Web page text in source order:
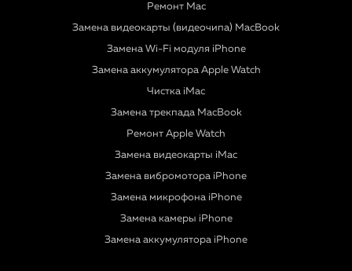
Ремонт Mac
Замена видеокарты (видеочипа) MacBook
Замена Wi-Fi модуля iPhone
Замена аккумулятора Apple Watch
Чистка iMac
Замена трекпада MacBook
Ремонт Apple Watch
Замена видеокарты iMac
Замена вибромотора iPhone
Замена микрофона iPhone
Замена камеры iPhone
Замена аккумулятора iPhone